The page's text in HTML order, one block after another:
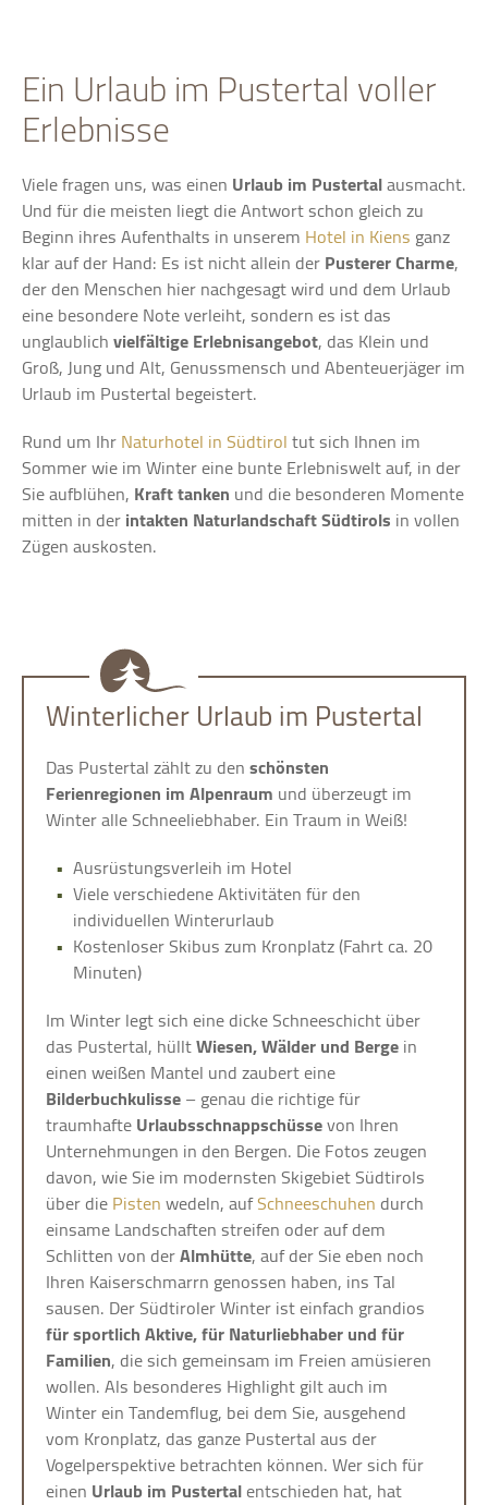
Ein Urlaub im Pustertal voller
Erlebnisse
Viele fragen uns, was einen Urlaub im Pustertalausmacht.
Und für die meisten liegt die Antwort schon gleich zu
Beginn ihres Aufenthalts in unserem Hotel in Kiens ganz
klar auf der Hand: Es ist nicht allein derPusterer Charme,
der den Menschen hier nachgesagt wird und dem Urlaub
eine besondere Note verleiht, sondern es ist das
unglaublichvielfältige Erlebnisangebot, das Klein und
Groß, Jung und Alt, Genussmensch und Abenteuerjäger im
Urlaub im Pustertal begeistert.
Rund um IhrNaturhotel in Südtiroltut sich Ihnen im
Sommer wie im Winter eine bunte Erlebniswelt auf, in der
Sie aufblühen, Kraft tanken und die besonderen Momente
mitten in derintakten Naturlandschaft Südtirols in vollen
Zügen auskosten.
Winterlicher Urlaub im Pustertal
Das Pustertal zählt zu denschönsten
Ferienregionen im Alpenraum und überzeugt im
Winter alle Schneeliebhaber. Ein Traum in Weiß!
Ausrüstungsverleih im Hotel
Viele verschiedene Aktivitäten für den
individuellen Winterurlaub
Kostenloser Skibus zum Kronplatz (Fahrt ca. 20
Minuten)
Im Winter legt sich eine dicke Schneeschicht über
das Pustertal, hülltWiesen, Wälder und Bergein
einen weißen Mantel und zaubert eine
Bilderbuchkulisse– genau die richtige für
traumhafteUrlaubsschnappschüssevon Ihren
Unternehmungen in den Bergen. Die Fotos zeugen
davon, wie Sie im modernsten Skigebiet Südtirols
über diePistenwedeln, aufSchneeschuhendurch
einsame Landschaften streifen oder auf dem
Schlitten von derAlmhütte, auf der Sie eben noch
Ihren Kaiserschmarrn genossen haben, ins Tal
sausen. Der Südtiroler Winter ist einfach grandios
für sportlich Aktive, für Naturliebhaber und für
Familien, die sich gemeinsam im Freien amüsieren
wollen. Als besonderes Highlight gilt auch im
Winter ein Tandemflug, bei dem Sie, ausgehend
vom Kronplatz, das ganze Pustertal aus der
Vogelperspektive betrachten können. Wer sich für
einen Urlaub im Pustertalentschieden hat, hat